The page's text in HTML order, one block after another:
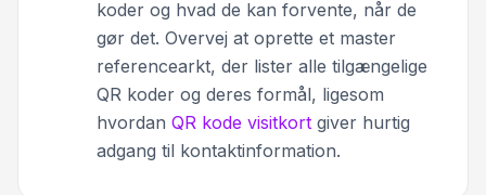
koder og hvad de kan forvente, når de
gør det. Overvej at oprette et master
referencearkt, der lister alle tilgængelige
QR koder og deres formål, ligesom
hvordan QR kode visitkort giver hurtig
adgang til kontaktinformation.